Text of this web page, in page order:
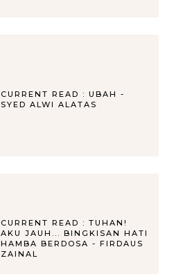
CURRENT READ : UBAH -
SYED ALWI ALATAS
CURRENT READ : TUHAN!
AKU JAUH... BINGKISAN HATI
HAMBA BERDOSA - FIRDAUS
ZAINAL